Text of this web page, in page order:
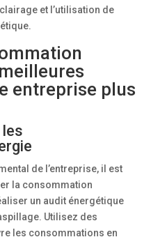
et l’utilisation de
entreprise plus
de l’entreprise, il est
la consommation
un audit énergétique
Utilisez des
les consommations en